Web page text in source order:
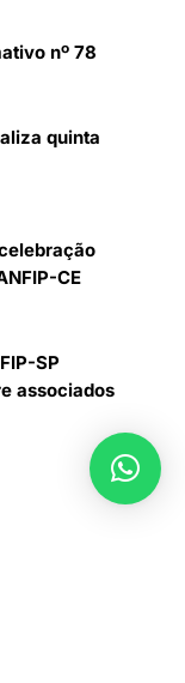
nº 78
quinta
CE
SP
associados